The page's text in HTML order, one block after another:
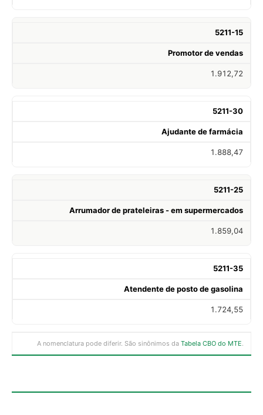
5211-15
Promotor de vendas
1.912,72
5211-30
Ajudante de farmácia
1.888,47
5211-25
Arrumador de prateleiras - em supermercados
1.859,04
5211-35
Atendente de posto de gasolina
1.724,55
A nomenclatura pode diferir. São sinônimos da Tabela CBO do MTE.